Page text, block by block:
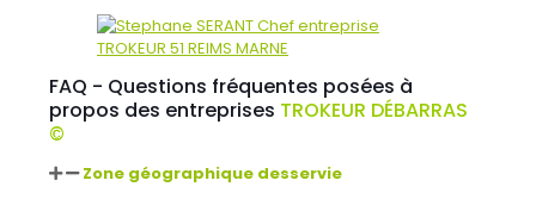
FAQ - Questions fréquentes posées à
propos des entreprises TROKEUR DÉBARRAS
©
Zone géographique desservie